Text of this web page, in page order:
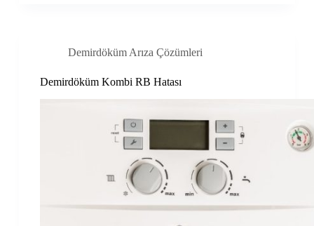
Demirdöküm Arıza Çözümleri
Demirdöküm Kombi RB Hatası